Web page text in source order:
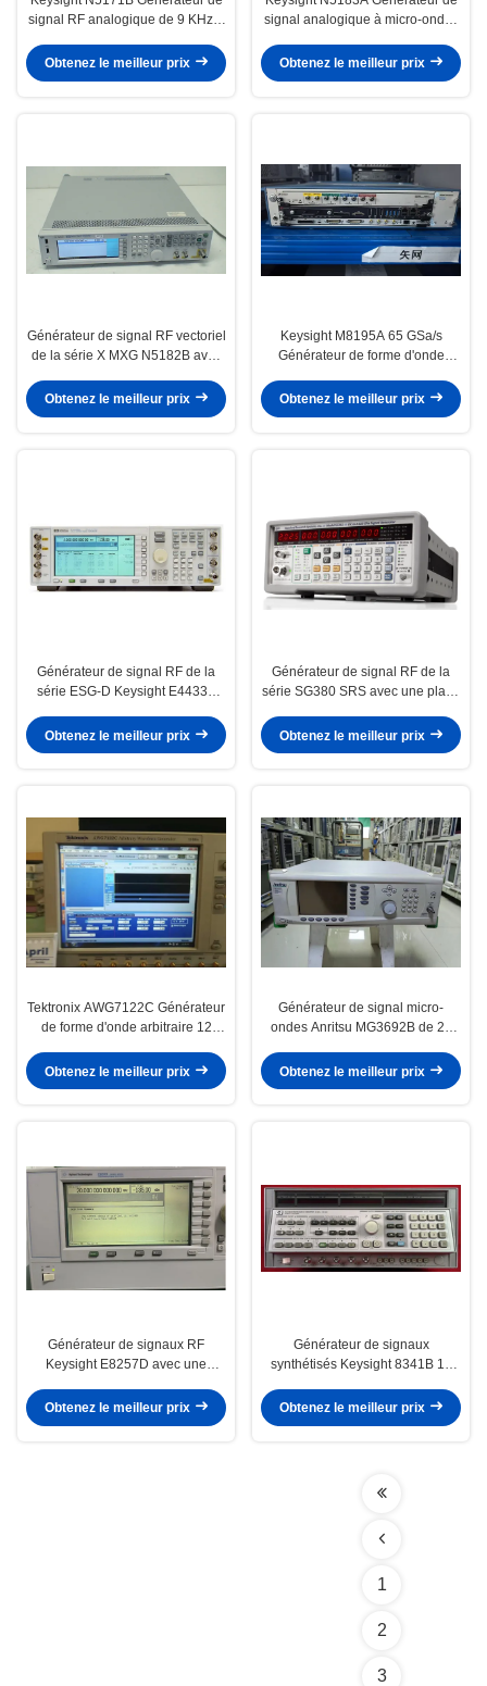
signal RF analogique de 9 KHz à
conditions de travail parfaites
Obtenez le meilleur prix
signal analogique à micro-ondes
assemblages interchangeables
Obtenez le meilleur prix
Générateur de signal RF vectoriel
de la série X MXG N5182B avec
kHz à 6 GHz et une puissance de
sortie de +27 dBm
Obtenez le meilleur prix
Keysight M8195A 65 GSa/s
Générateur de forme d'onde
passante 25 GHz
Obtenez le meilleur prix
Générateur de signal RF de la
série ESG-D Keysight E4433B
numérique et conception de
banc/rackmount
Obtenez le meilleur prix
Générateur de signal RF de la
série SG380 SRS avec une plage
une base de temps OCXO
Obtenez le meilleur prix
Tektronix AWG7122C Générateur
de forme d'onde arbitraire 12
2 canaux
Obtenez le meilleur prix
Générateur de signal micro-
ondes Anritsu MG3692B de 20
de phase
Obtenez le meilleur prix
Générateur de signaux RF
Keysight E8257D avec une
puissance de sortie élevée et un
Obtenez le meilleur prix
Générateur de signaux
synthétisés Keysight 8341B 10
de poursuite et modulation AM
Obtenez le meilleur prix
1
2
3